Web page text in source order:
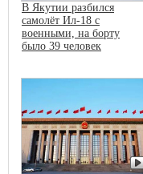
В Якутии разбился
самолёт Ил-18 с
военными, на борту
было 39 человек